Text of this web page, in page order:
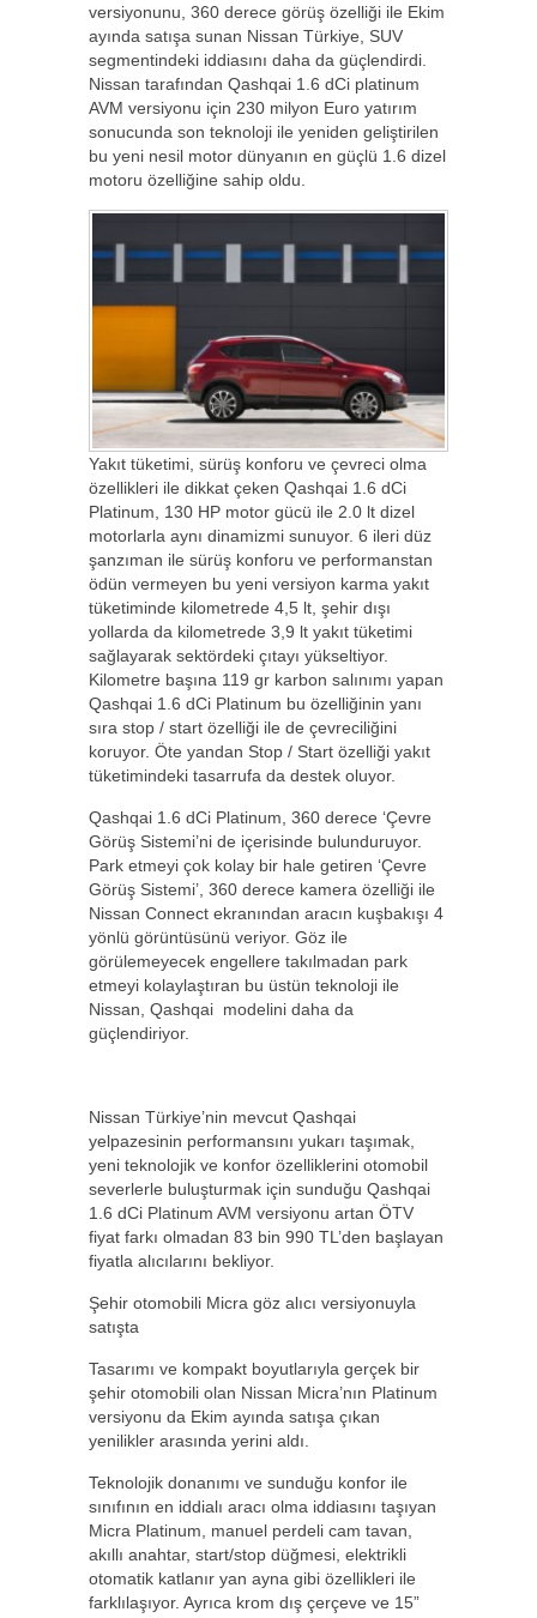
versiyonunu, 360 derece görüş özelliği ile Ekim
ayında satışa sunan Nissan Türkiye, SUV
segmentindeki iddiasını daha da güçlendirdi.
Nissan tarafından Qashqai 1.6 dCi platinum
AVM versiyonu için 230 milyon Euro yatırım
sonucunda son teknoloji ile yeniden geliştirilen
bu yeni nesil motor dünyanın en güçlü 1.6 dizel
motoru özelliğine sahip oldu.
Yakıt tüketimi, sürüş konforu ve çevreci olma
özellikleri ile dikkat çeken Qashqai 1.6 dCi
Platinum, 130 HP motor gücü ile 2.0 lt dizel
motorlarla aynı dinamizmi sunuyor. 6 ileri düz
şanzıman ile sürüş konforu ve performanstan
ödün vermeyen bu yeni versiyon karma yakıt
tüketiminde kilometrede 4,5 lt, şehir dışı
yollarda da kilometrede 3,9 lt yakıt tüketimi
sağlayarak sektördeki çıtayı yükseltiyor.
Kilometre başına 119 gr karbon salınımı yapan
Qashqai 1.6 dCi Platinum bu özelliğinin yanı
sıra stop / start özelliği ile de çevreciliğini
koruyor. Öte yandan Stop / Start özelliği yakıt
tüketimindeki tasarrufa da destek oluyor.
Qashqai 1.6 dCi Platinum, 360 derece ‘Çevre
Görüş Sistemi’ni de içerisinde bulunduruyor.
Park etmeyi çok kolay bir hale getiren ‘Çevre
Görüş Sistemi’, 360 derece kamera özelliği ile
Nissan Connect ekranından aracın kuşbakışı 4
yönlü görüntüsünü veriyor. Göz ile
görülemeyecek engellere takılmadan park
etmeyi kolaylaştıran bu üstün teknoloji ile
Nissan, Qashqai modelini daha da
güçlendiriyor.
Nissan Türkiye’nin mevcut Qashqai
yelpazesinin performansını yukarı taşımak,
yeni teknolojik ve konfor özelliklerini otomobil
severlerle buluşturmak için sunduğu Qashqai
1.6 dCi Platinum AVM versiyonu artan ÖTV
fiyat farkı olmadan 83 bin 990 TL’den başlayan
fiyatla alıcılarını bekliyor.
Şehir otomobili Micra göz alıcı versiyonuyla
satışta
Tasarımı ve kompakt boyutlarıyla gerçek bir
şehir otomobili olan Nissan Micra’nın Platinum
versiyonu da Ekim ayında satışa çıkan
yenilikler arasında yerini aldı.
Teknolojik donanımı ve sunduğu konfor ile
sınıfının en iddialı aracı olma iddiasını taşıyan
Micra Platinum, manuel perdeli cam tavan,
akıllı anahtar, start/stop düğmesi, elektrikli
otomatik katlanır yan ayna gibi özellikleri ile
farklılaşıyor. Ayrıca krom dış çerçeve ve 15”